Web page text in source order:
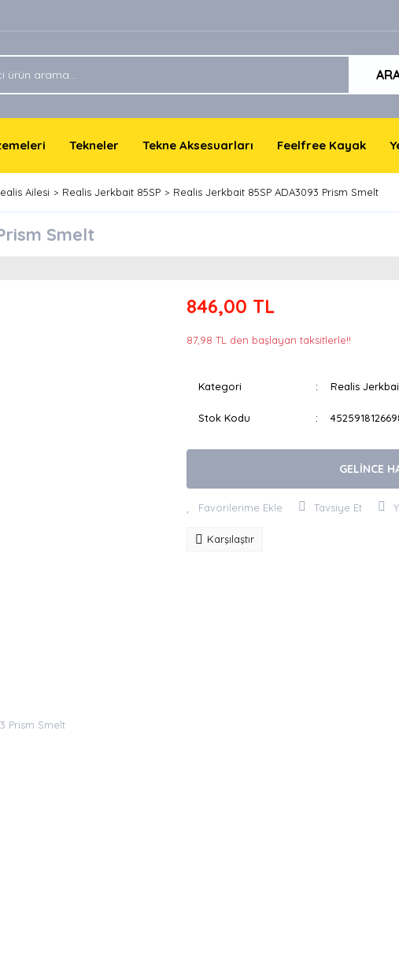
Tekneler Tekne Aksesuarları Feelfree Kayak
Ailesi Realis Jerkbait 85SP Realis Jerkbait 85SP ADA3093 Prism Smelt
Smelt
846,00 TL
87,98 TL den başlayan taksitlerle!!
Kategori Realis
Stok Kodu
GELİNCE
Tavsiye Et
Karşılaştır